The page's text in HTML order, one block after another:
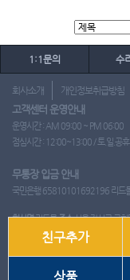
1:1문의 수
회사소개 개인정보취급방침
고객센터 운영안내
운영시간 : AM 09:00 ~ PM 06:00
점심시간 : 12:00~13:00 / 토.일.공휴
무통장 입금 안내
국민은행 65810101692196 리드
회사명리드몰주소서울 강서구 국
사업자 등록번호412-10-97537
Copyright ⓒ 2001~2026 리드몰.
친구추가
상품